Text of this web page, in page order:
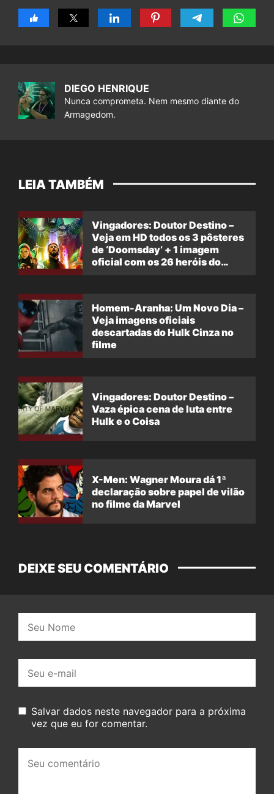
DIEGO HENRIQUE
Nunca comprometa. Nem mesmo diante do
Armagedom.
LEIA TAMBÉM
Vingadores: Doutor Destino –
Veja em HD todos os 3 pôsteres
de ‘Doomsday’ + 1 imagem
oficial com os 26 heróis do
Homem-Aranha: Um Novo Dia –
Veja imagens oficiais
descartadas do Hulk Cinza no
filme
Vingadores: Doutor Destino –
Vaza épica cena de luta entre
Hulk e o Coisa
X-Men: Wagner Moura dá 1ª
declaração sobre papel de vilão
no filme da Marvel
DEIXE SEU COMENTÁRIO
mail:
Salvar dados neste navegador para a próxima
vez que eu for comentar.
comentário: